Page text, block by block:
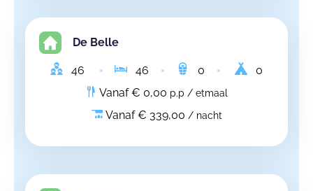
De Belle
46 46 0
0
Vanaf € 0,00 p.p / etmaal
Vanaf € 339,00 / nacht